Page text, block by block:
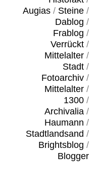
Augias/ Steine/
Dablog /
Frablog /
Verrückt/
Mittelalter/
Stadt/
Fotoarchiv/
Mittelalter/
1300/
Archivalia/
Haumann /
Stadtlandsand /
Brightsblog /
Blogger